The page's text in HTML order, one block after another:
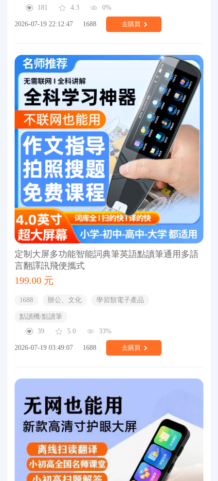
181
4.3 0%
2026-07-19 22:12:47 1688 去購買
定制大屏多功能智能詞典筆英語點讀筆通用多語
言翻譯訊飛便攜式
199.00 元
1688 辦公、文化 學習類電子產品
點讀機/點讀筆
39
5.0 33%
2026-07-19 03:49:07 1688 去購買